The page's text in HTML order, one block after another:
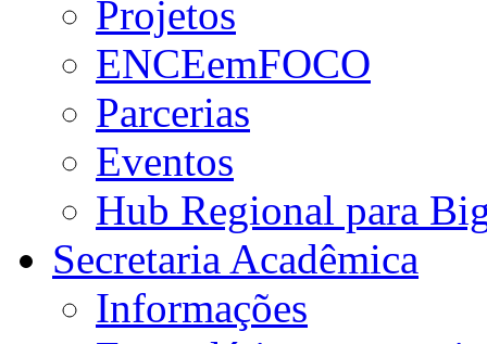
Projetos
ENCEemFOCO
Parcerias
Eventos
Hub Regional para
Secretaria Acadêmica
Informações